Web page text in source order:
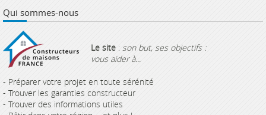
Qui sommes-nous
Le site : son but, ses objectifs :
vous aider à...
- Préparer votre projet en toute sérénité
- Trouver les garanties constructeur
- Trouver des informations utiles